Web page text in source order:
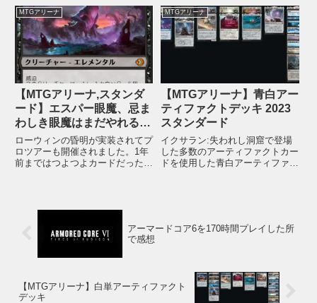
す。「稲妻罠の教練者」がカワウ
ソなので「水飛沫の門」でブリン
クすれば1枚ドローが付いてきま
す。...
可能です。また、アルケミーの調
整によって影響を受けたカードも
本来の性能に戻っています。モダ
ンやレガシーやヴィンテージで
MTGアリーナ
【MTGアリーナ,スタンダ
ード】エスパー眼魔、忌ま
わしき眼魔はまだやれる！
と思いませんか？
ローウィンの昏明が実装されてプ
ロツアーも開催されました。1年
前まではつよつよカードだった
ローウィンの昏明で獲得した新カ
MTGアリーナ
【MTGアリーナ】青白アー
ティファクトデッキ 2023
スタンダード
イクサラン:失われし洞窟で登場
した多数のアーティファクトカー
ドを使用した青白アーティファク
す。...
アーマードコア6を170時間プレイした所
で感想
【MTGアリーナ】白単アーティファクト
デッキ